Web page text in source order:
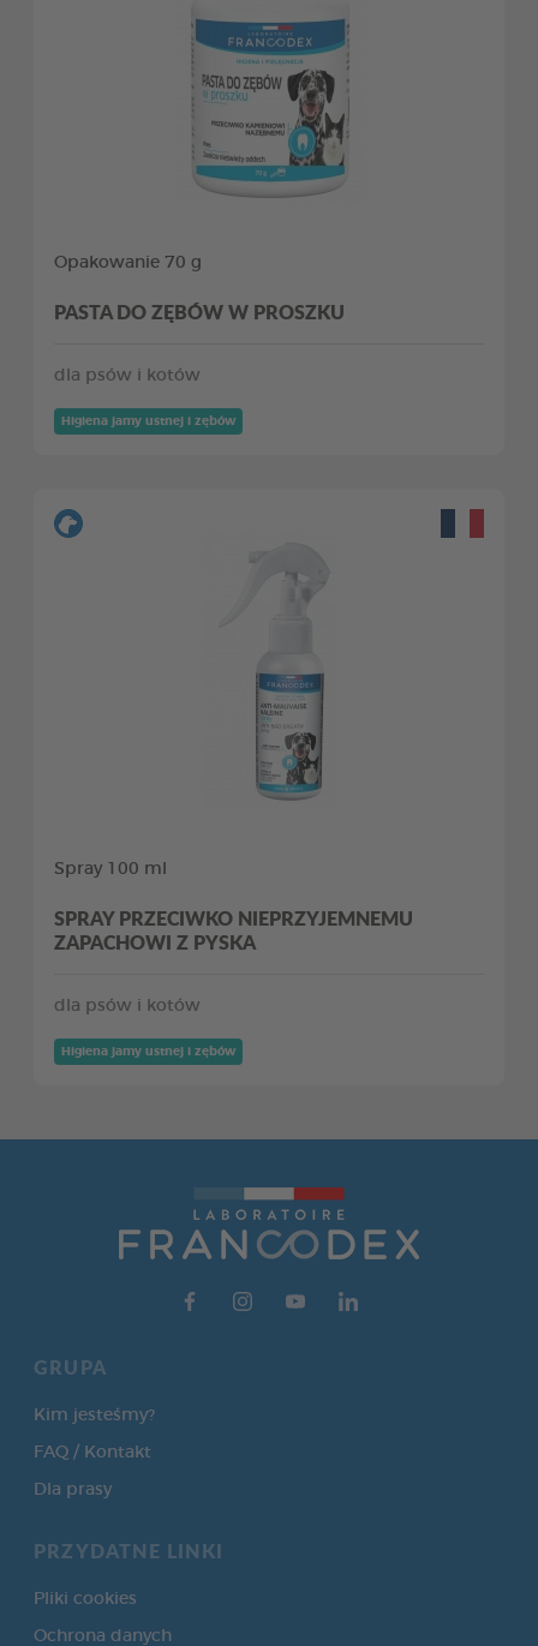
Opakowanie 70 g
PASTA DO ZĘBÓW W PROSZKU
dla psów i kotów
Higiena jamy ustnej i zębów
Spray 100 ml
SPRAY PRZECIWKO NIEPRZYJEMNEMU
ZAPACHOWI Z PYSKA
dla psów i kotów
Higiena jamy ustnej i zębów
GRUPA
Kim jesteśmy?
FAQ / Kontakt
Dla prasy
PRZYDATNE LINKI
Pliki cookies
Ochrona danych